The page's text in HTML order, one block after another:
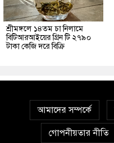
শ্রীমঙ্গলে ১৪তম চা নিলামে
বিটিআরআইয়ের গ্রিন টি ২৭৯০
টাকা কেজি দরে বিক্রি
আমাদের সম্পর্কে
গোপনীয়তার নীতি